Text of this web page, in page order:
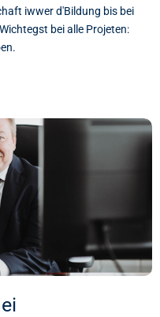
iwwer d'Bildung bis bei
bei alle Projeten: